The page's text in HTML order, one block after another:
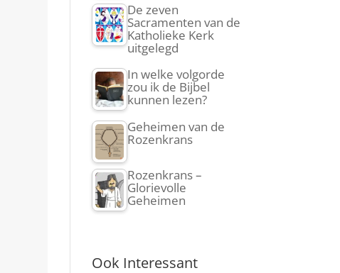
De zeven
Sacramenten van de
Katholieke Kerk
uitgelegd
In welke volgorde
zou ik de Bijbel
kunnen lezen?
Geheimen van de
Rozenkrans
Rozenkrans –
Glorievolle
Geheimen
Ook Interessant